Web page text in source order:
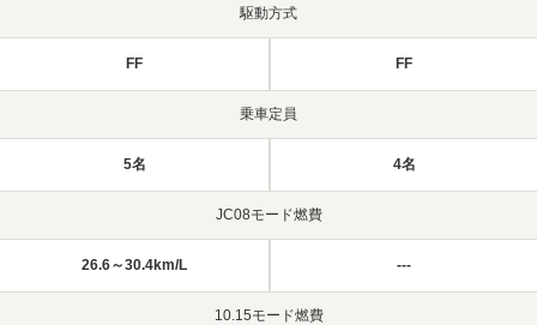
駆動方式
FF FF
乗車定員
5名 4名
JC08モード燃費
26.6～30.4km/L ---
10.15モード燃費